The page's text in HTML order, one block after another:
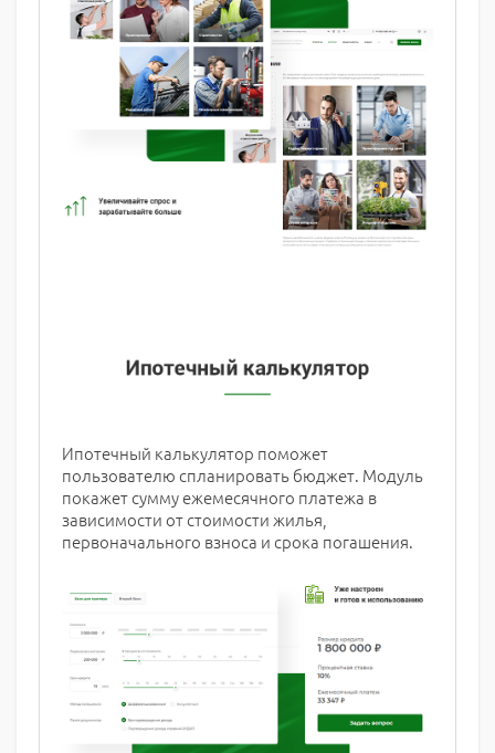
Ипотечный калькулятор поможет
пользователю спланировать бюджет. Модуль
покажет сумму ежемесячного платежа в
зависимости от стоимости жилья,
первоначального взноса и срока погашения.